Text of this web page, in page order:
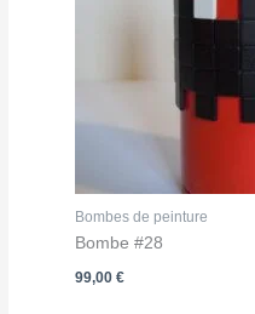
Bombes de peinture
Bombe #28
99,00€